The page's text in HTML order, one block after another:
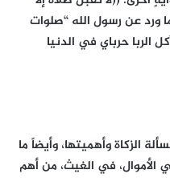
ورد عن رسول الله “صلوات
الربا حرباي في الدنيا
الزكاة وأهميتها، وأيضاً ما
الأموال، في الغيث، من أهم